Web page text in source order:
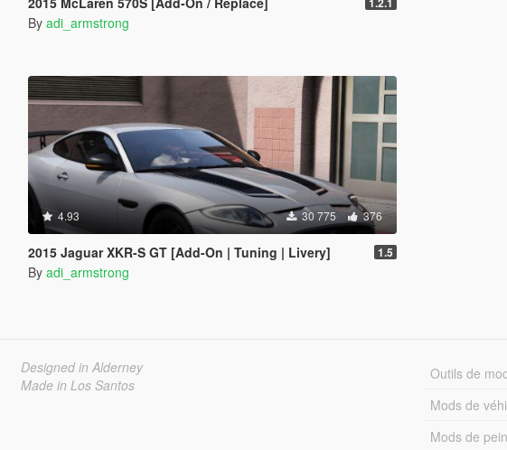
By adi_armstrong
4.93 30 775 376
2015 Jaguar XKR-S GT [Add-On | Tuning | Livery] 1.5
By adi_armstrong
Designed in Alderney
Made in Los Santos
Outils de
Mods de
Mods de